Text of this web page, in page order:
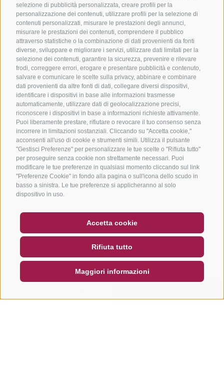
selezione di pubblicità personalizzata, creare profili per la
personalizzazione dei contenuti, utilizzare profili per la selezione di
contenuti personalizzati, misurare le prestazioni degli annunci,
misurare le prestazioni dei contenuti, comprendere il pubblico
attraverso statistiche o la combinazione di dati provenienti da fonti
diverse, sviluppare e migliorare i servizi, utilizzare dati limitati per la
selezione dei contenuti, garantire la sicurezza, prevenire e rilevare
frodi, correggere errori, erogare e presentare pubblicità e contenuto,
salvare e comunicare le scelte sulla privacy, abbinare e combinare
dati provenienti da altre fonti di dati, collegare diversi dispositivi,
identificare i dispositivi in base alle informazioni trasmesse
automaticamente, utilizzare dati di geolocalizzazione precisi,
riconoscere i dispositivi in base a informazioni richieste attivamente.
Puoi liberamente prestare, rifiutare o revocare il tuo consenso senza
incorrere in limitazioni sostanziali. Cliccando su "Accetta cookie,"
acconsenti all'uso di cookie e strumenti simili. Utilizza il pulsante
"Gestisci Preferenze" per personalizzare le tue scelte o "Rifiuta tutto"
per proseguire senza cookie non strettamente necessari. Puoi
modificare le tue preferenze in qualsiasi momento cliccando sul link
"Preferenze Cookie" in fondo alla pagina o sull'icona dello scudo in
basso a sinistra. Le tue preferenze si applicheranno al solo
dispositivo in uso.
Accetta cookie
Rifiuta tutto
Maggiori informazioni
NEWSLETTER
SOCIAL WALL METEO